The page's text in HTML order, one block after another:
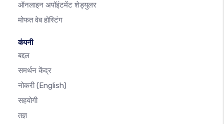
ऑनलाइन अपॉइंटमेंट शेड्युलर
मोफत वेब होस्टिंग
कंपनी
बद्दल
समर्थन केंद्र
नोकरी(English)
सहयोगी
तज्ञ